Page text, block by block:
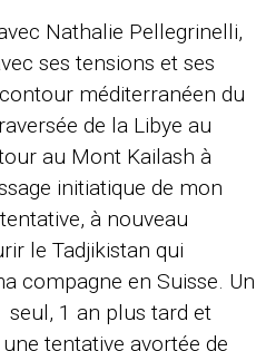
Nathalie Pellegrinelli,
ses tensions et ses
méditerranéen du
de la Libye au
au Mont Kailash à
initiatique de mon
à nouveau
le Tadjikistan qui
compagne en Suisse. Un
1 an plus tard et
tentative avortée de